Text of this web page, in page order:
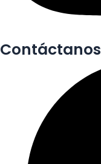
Contáctanos